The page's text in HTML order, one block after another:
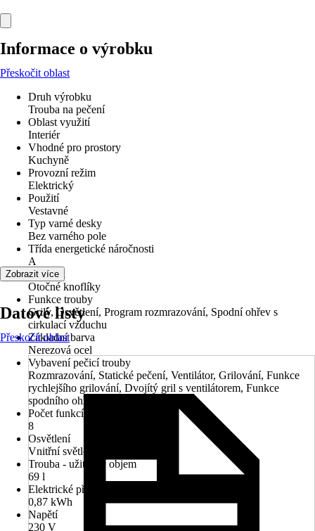
Informace o výrobku
Přeskočit oblast
Druh výrobku
Trouba na pečení
Oblast využití
Interiér
Vhodné pro prostory
Kuchyně
Provozní režim
Elektrický
Použití
Vestavné
Typ varné desky
Bez varného pole
Třída energetické náročnosti
A
Obsluha
Otočné knoflíky
Funkce trouby
Grily, Osvětlení, Program rozmrazování, Spodní ohřev s
cirkulací vzduchu
Základní barva
Nerezová ocel
Vybavení pečicí trouby
Rozmrazování, Statické pečení, Ventilátor, Grilování, Funkce
rychlejšího grilování, Dvojítý gril s ventilátorem, Funkce
spodního ohřevu a ventilátoru
Počet funkcí trouby
8
Osvětlení
Vnitřní světlo
Trouba - užitečný objem
69 l
Elektrické připojení
0,87 kWh
Napětí
230 V
Zobrazit více
Datové listy
Přeskočit oblast